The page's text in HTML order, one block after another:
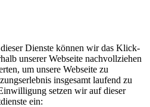
Dienste können wir das Klick-
unserer Webseite nachvollziehen
um unsere Webseite zu
insgesamt laufend zu
setzen wir auf dieser
ein: